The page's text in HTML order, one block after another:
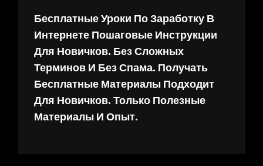
Бесплатные Уроки По Заработку В
Интернете Пошаговые Инструкции
Для Новичков. Без Сложных
Терминов И Без Спама. Получать
Бесплатные Материалы Подходит
Для Новичков. Только Полезные
Материалы И Опыт.